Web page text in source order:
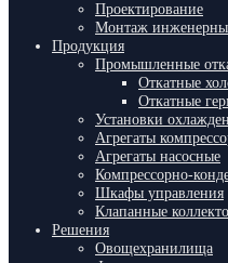
Проектирование
Монтаж
Продукция
Промышленные
Откатные
Откатные
Установки
Агрегаты
Агрегаты насосные
Компрессорно-
Шкафы управления
Клапанные
Решения
Овощехранилища